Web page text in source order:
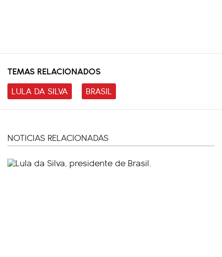
TEMAS RELACIONADOS
LULA DA SILVA
BRASIL
NOTICIAS RELACIONADAS